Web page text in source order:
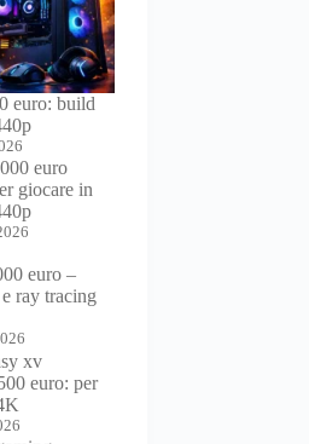
euro: build
giocare in
euro –
ray tracing
euro: per